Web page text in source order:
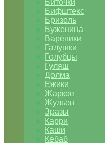
Биточки
Бифштекс
Бризоль
Буженина
Вареники
Галушки
Голубцы
Гуляш
Долма
Ежики
Жаркое
Жульен
Зразы
Карри
Каши
Кебаб